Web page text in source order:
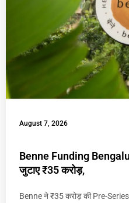
August 7, 2026
Benne Funding
जुटाए ₹35 करोड़,
Benne ने ₹35 करोड़ की Pre-